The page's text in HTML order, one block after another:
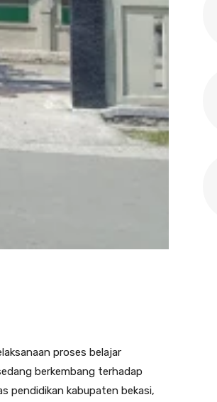
proses belajar
berkembang terhadap
pendidikan kabupaten bekasi,